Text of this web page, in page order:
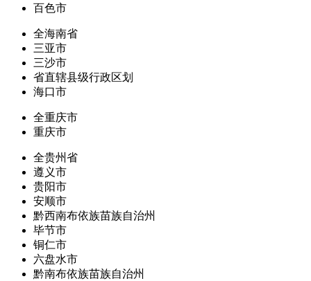
百色市
全海南省
三亚市
三沙市
省直辖县级行政区划
海口市
全重庆市
重庆市
全贵州省
遵义市
贵阳市
安顺市
黔西南布依族苗族自治州
毕节市
铜仁市
六盘水市
黔南布依族苗族自治州